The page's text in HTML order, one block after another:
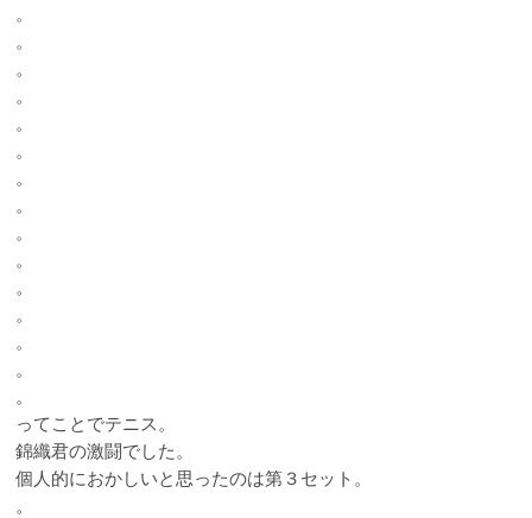
。
。
。
。
。
。
。
。
。
。
。
。
。
。
。
ってことでテニス。
錦織君の激闘でした。
個人的におかしいと思ったのは第３セット。
。